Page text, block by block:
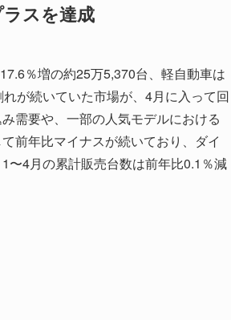
スを達成
％増の約25万5,370台、軽自動車は
が続いていた市場が、4月に入って回
需要や、一部の人気モデルにおける
前年比マイナスが続いており、ダイ
〜4月の累計販売台数は前年比0.1％減